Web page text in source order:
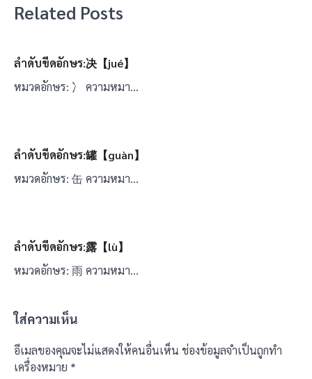
Related Posts
ลำดับขีดอักษร:决【jué】
หมวดอักษร: 冫 ความหมา…
ลำดับขีดอักษร:罐【guàn】
หมวดอักษร: 缶 ความหมา…
ลำดับขีดอักษร:露【lù】
หมวดอักษร: 雨 ความหมา…
ใส่ความเห็น
อีเมลของคุณจะไม่แสดงให้คนอื่นเห็น ช่องข้อมูลจำเป็นถูกทำ
เครื่องหมาย *